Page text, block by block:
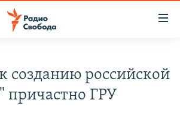
созданию российской
причастно ГРУ